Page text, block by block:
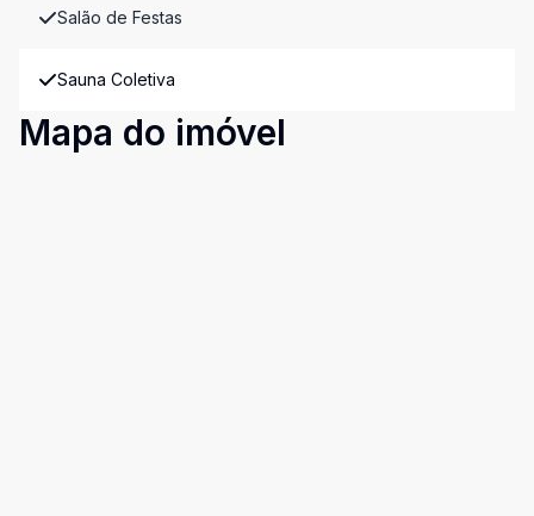
Salão de Festas
Sauna Coletiva
Mapa do imóvel